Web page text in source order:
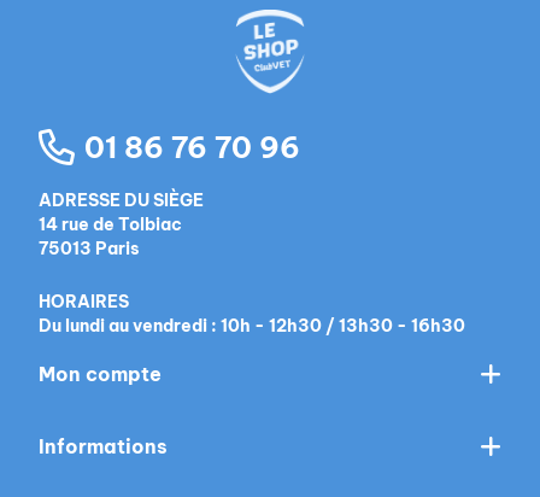
01 86 76 70 96
ADRESSE DU SIÈGE
14 rue de Tolbiac
75013 Paris
HORAIRES
Du lundi au vendredi : 10h - 12h30 / 13h30 - 16h30
Mon compte
Informations